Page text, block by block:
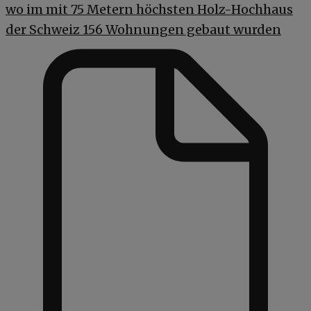
wo im mit 75 Metern höchsten Holz-Hochhaus
der Schweiz 156 Wohnungen gebaut wurden